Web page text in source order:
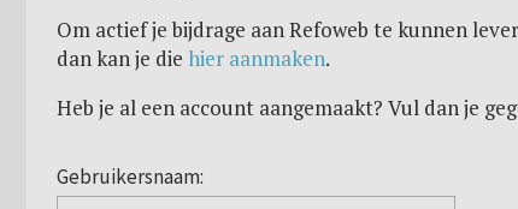
Om actief je bijdrage aan Refoweb te kunnen
dan kan je die hier aanmaken.
Heb je al een account aangemaakt? Vul dan je
Gebruikersnaam: